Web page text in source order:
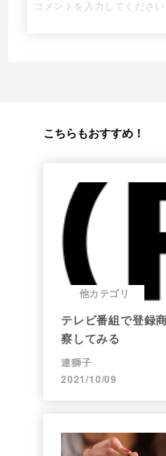
こちらもおすすめ！
他カテゴリ
テレビ番組で登録
察してみる
連獅子
2021/10/09